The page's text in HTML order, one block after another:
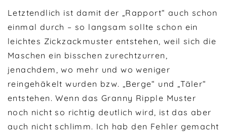
Letztendlich ist damit der „Rapport“ auch schon
einmal durch – so langsam sollte schon ein
leichtes Zickzackmuster entstehen, weil sich die
Maschen ein bisschen zurechtzurren,
jenachdem, wo mehr und wo weniger
reingehäkelt wurden bzw. „Berge“ und „Täler“
entstehen. Wenn das Granny Ripple Muster
noch nicht so richtig deutlich wird, ist das aber
auch nicht schlimm. Ich hab den Fehler gemacht